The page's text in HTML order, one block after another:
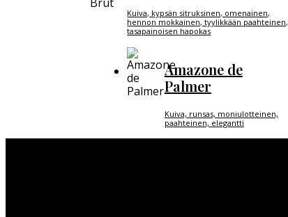
Kuiva, kypsän sitruksinen, omenainen,
hennon mokkainen, tyylikkään paahteinen,
tasapainoisen hapokas
Amazone de
Palmer
Kuiva, runsas, moniulotteinen,
paahteinen, elegantti